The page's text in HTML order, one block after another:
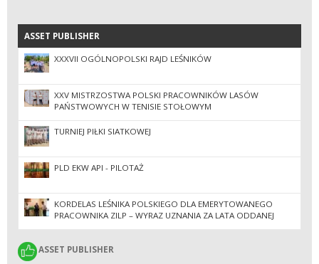
ASSET PUBLISHER
ASSET PUBLISHER
XXXVII OGÓLNOPOLSKI RAJD LEŚNIKÓW
XXV MISTRZOSTWA POLSKI PRACOWNIKÓW LASÓW
PAŃSTWOWYCH W TENISIE STOŁOWYM
TURNIEJ PIŁKI SIATKOWEJ
PLD EKW API - PILOTAŻ
KORDELAS LEŚNIKA POLSKIEGO DLA EMERYTOWANEGO
PRACOWNIKA ZILP – WYRAZ UZNANIA ZA LATA ODDANEJ
ASSET PUBLISHER
ASSET PUBLISHER